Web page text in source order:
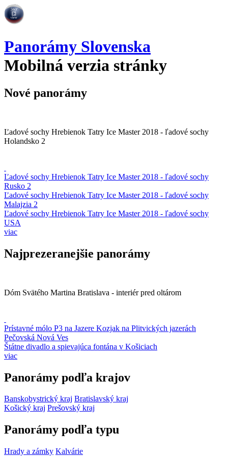
Panorámy Slovenska
Mobilná verzia stránky
Nové panorámy
Ľadové sochy Hrebienok Tatry Ice Master 2018 - ľadové sochy
Holandsko 2
Ľadové sochy Hrebienok Tatry Ice Master 2018 - ľadové sochy
Rusko 2
Ľadové sochy Hrebienok Tatry Ice Master 2018 - ľadové sochy
Malajzia 2
Ľadové sochy Hrebienok Tatry Ice Master 2018 - ľadové sochy
USA
viac
Najprezeranejšie panorámy
Dóm Svätého Martina Bratislava - interiér pred oltárom
Prístavné mólo P3 na Jazere Kozjak na Plitvických jazerách
Pečovská Nová Ves
Štátne divadlo a spievajúca fontána v Košiciach
viac
Panorámy podľa krajov
Banskobystrický kraj Bratislavský kraj
Košický kraj Prešovský kraj
Panorámy podľa typu
Hrady a zámky Kalvárie